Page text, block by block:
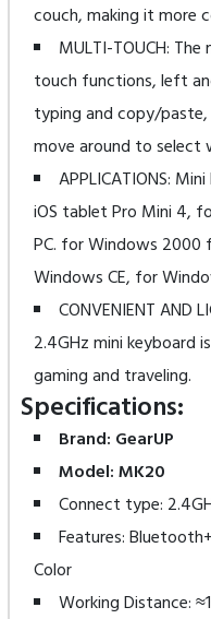
couch, making it more
MULTI-TOUCH:
touch functions, left
typing and copy/
move around to select
APPLICATIONS:
iOS tablet Pro Mini 4,
PC. for Windows
Windows CE, for
CONVENIENT AND
2.4GHz mini keyboard
gaming and traveling.
Specifications:
Brand: GearUP
Model: MK20
Connect type:
Features:
Color
Working Distance: